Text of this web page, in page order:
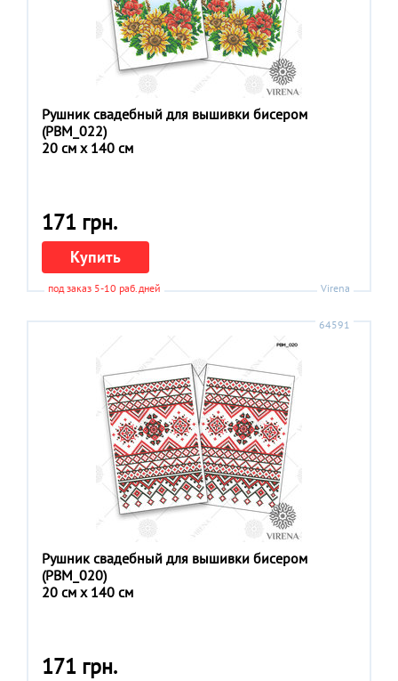
Рушник свадебный для вышивки бисером
(РВМ_022)
20 см x 140 см
171 грн.
Купить
под заказ 5-10 раб.дней Virena
64591
Рушник свадебный для вышивки бисером
(РВМ_020)
20 см x 140 см
171 грн.